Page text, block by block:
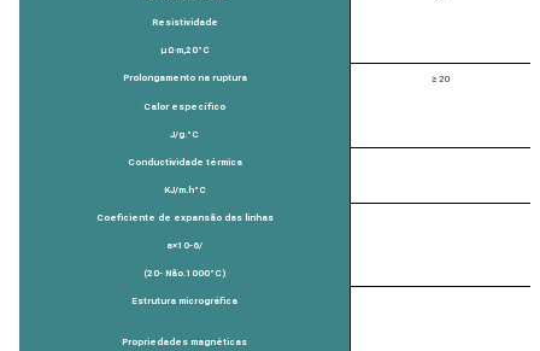
Resistividade
μΩ·m,20°C
Prolongamento na ruptura ≥ 20
Calor específico
J/g.°C
Conductividade térmica
KJ/m.h°C
Coeficiente de expansão das linhas
a×10-6/
(20- Não.1000°C)
Estrutura micrográfica
Propriedades magnéticas